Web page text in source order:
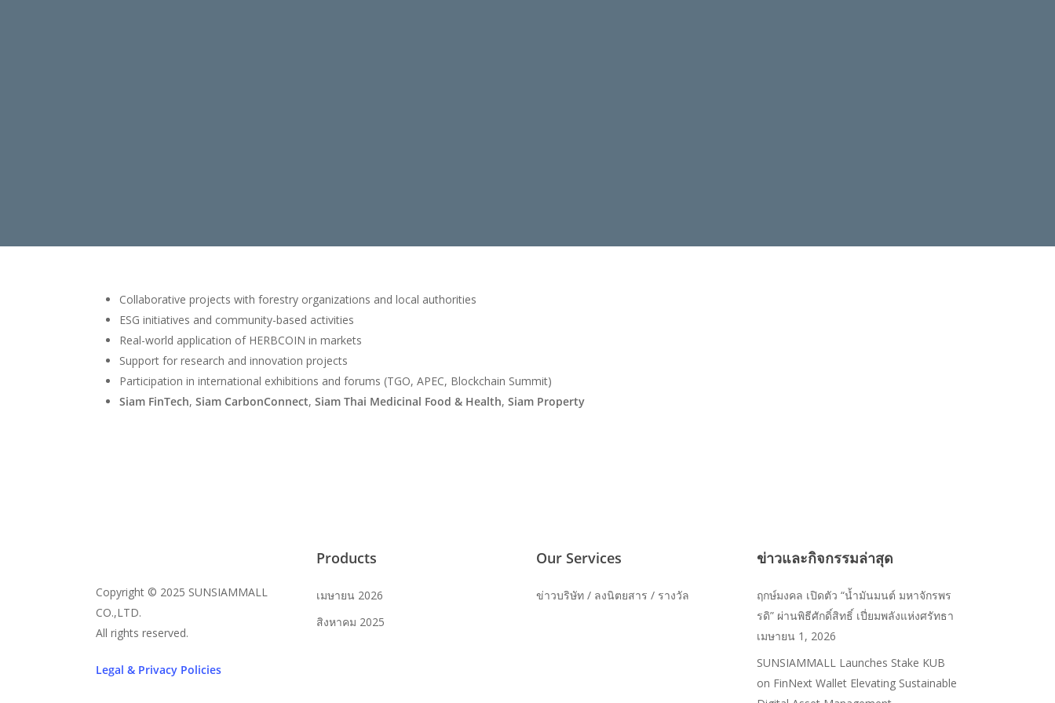
Collaborative projects with forestry organizations and local authorities
ESG initiatives and community-based activities
Real-world application of HERBCOIN in markets
Support for research and innovation projects
Participation in international exhibitions and forums (TGO, APEC, Blockchain Summit)
Siam FinTech,Siam CarbonConnect,Siam Thai Medicinal Food & Health,Siam Property
Copyright © 2025 SUNSIAMMALL
CO.,LTD.
All rights reserved.
Legal & Privacy Policies
Products
เมษายน 2026
สิงหาคม 2025
Our Services
ข่าวบริษัท / ลงนิตยสาร / รางวัล
ข่าวและกิจกรรมล่าสุด
ฤกษ์มงคล เปิดตัว “น้ำมันมนต์ มหาจักรพร
รดิ” ผ่านพิธีศักดิ์สิทธิ์ เปี่ยมพลังแห่งศรัทธา
เมษายน 1, 2026
SUNSIAMMALL Launches Stake KUB
on FinNext Wallet Elevating Sustainable